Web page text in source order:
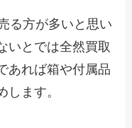
る方が多いと思い
いとでは全然買取
あれば箱や付属品
します。